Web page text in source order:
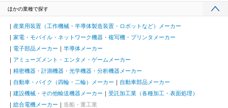
ほかの業種で探す
産業用装置（工作機械・半導体製造装置・ロボットなど）メーカー
家電・モバイル・ネットワーク機器・複写機・プリンタメーカー
電子部品メーカー
半導体メーカー
アミューズメント・エンタメ・ゲームメーカー
精密機器・計測機器・光学機器・分析機器メーカー
自動車・バイク（四輪・二輪）メーカー
自動車部品メーカー
建設機械・その他輸送機器メーカー
受託加工業（各種加工・表面処理）
総合電機メーカー
造船・重工業